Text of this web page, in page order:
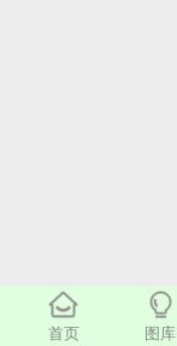
首页 图库